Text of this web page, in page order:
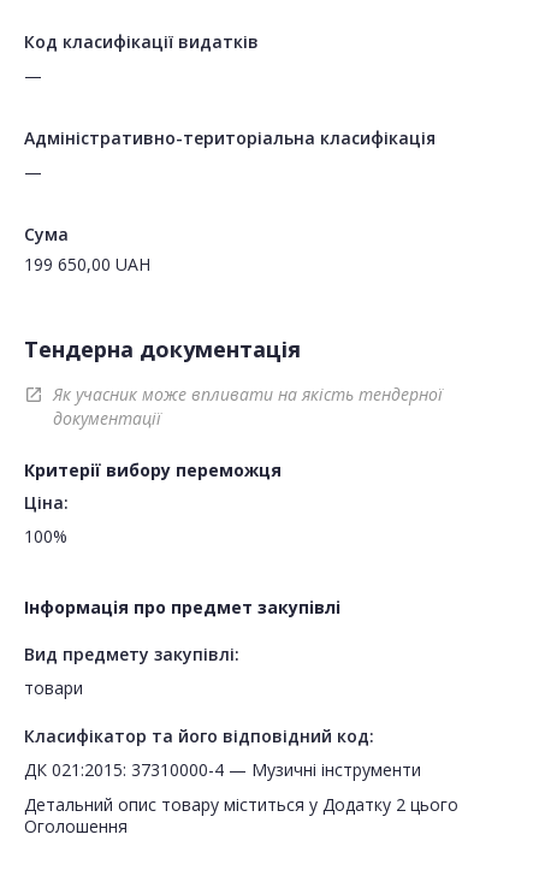
Код класифікації видатків
—
Адміністративно-територіальна класифікація
—
Сума
199 650,00 UAH
Тендерна документація
open_in_new
Як учасник може впливати на якість тендерної
документації
Критерії вибору переможця
Ціна:
100%
Інформація про предмет закупівлі
Вид предмету закупівлі:
товари
Класифікатор та його відповідний код:
ДК 021:2015: 37310000-4 — Музичні інструменти
Детальний опис товару міститься у Додатку 2 цього
Оголошення